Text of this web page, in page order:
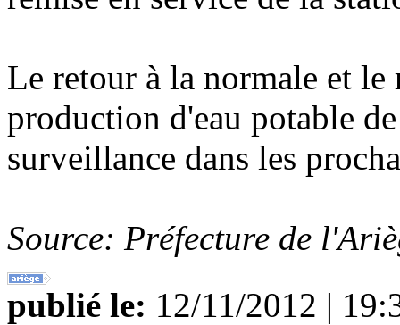
Le retour à la normale et le
production d'eau potable
surveillance dans les
Source: Préfecture de
publié le: 12/11/2012 |